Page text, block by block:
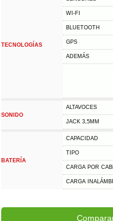
TECNOLOGÍAS
WI-FI
BLUETOOTH
GPS
ADEMÁS
SONIDO
ALTAVOCES
JACK 3,5MM
BATERÍA
CAPACIDAD
TIPO
CARGA POR
CARGA